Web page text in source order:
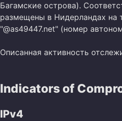
Багамские острова).
размещены в Нидерландах на
"@as49447.net" (номер
Описанная активность
Indicators of
IPv4